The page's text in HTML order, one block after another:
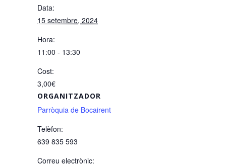
Data:
15 setembre, 2024
Hora:
11:00 - 13:30
Cost:
3,00€
ORGANITZADOR
Parròquia de Bocairent
Telèfon:
639 835 593
Correu electrònic: